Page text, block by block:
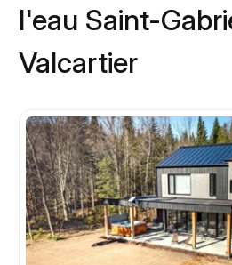
l'eau Saint-
Valcartier